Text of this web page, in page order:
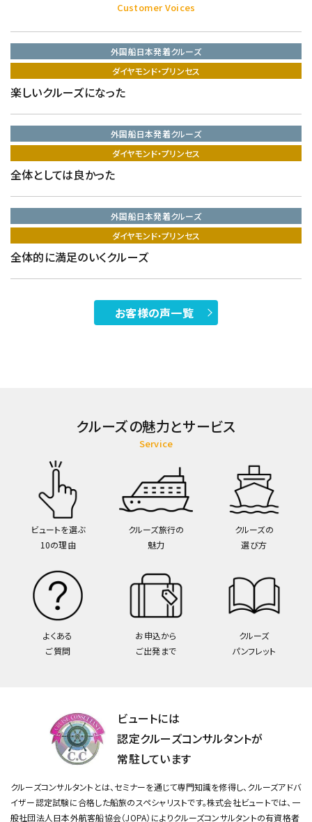
Customer Voices
外国船日本発着クルーズ
ダイヤモンド・プリンセス
楽しいクルーズになった
外国船日本発着クルーズ
ダイヤモンド・プリンセス
全体としては良かった
外国船日本発着クルーズ
ダイヤモンド・プリンセス
全体的に満足のいくクルーズ
お客様の声一覧
クルーズの魅力とサービス
Service
ビュートを選ぶ
10の理由
クルーズ旅行の
魅力
クルーズの
選び方
よくある
ご質問
お申込から
ご出発まで
クルーズ
パンフレット
ビュートには
認定クルーズコンサルタントが
常駐しています
クルーズコンサルタントとは、セミナーを通じて専門知識を修得し、クルーズアドバ
イザー認定試験に合格した船旅のスペシャリストです。株式会社ビュートでは、一
般社団法人日本外航客船協会（JOPA）によりクルーズコンサルタントの有資格者